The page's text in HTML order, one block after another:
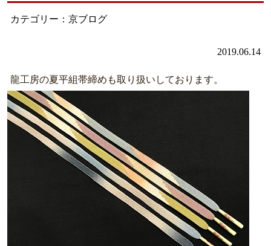
カテゴリー：京ブログ
2019.06.14
龍工房の夏平組帯締めも取り扱いしております。